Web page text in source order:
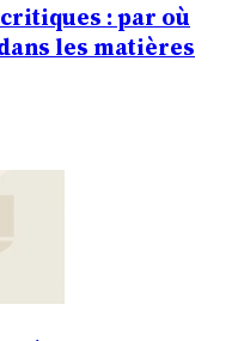
: par où
les matières